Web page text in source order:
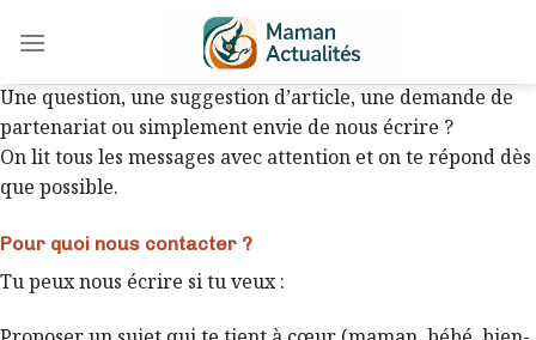
Une question, une suggestion d’article, une demande de
partenariat ou simplement envie de nous écrire ?
On lit tous les messages avec attention et on te répond dès
que possible.
Pour quoi nous contacter ?
Tu peux nous écrire si tu veux :